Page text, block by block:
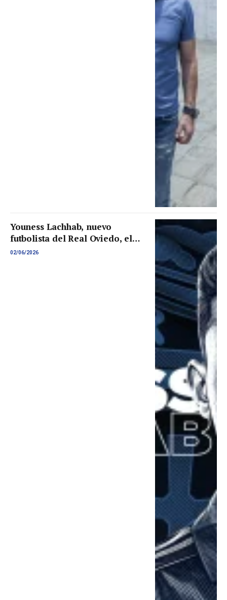
Youness Lachhab, nuevo
futbolista del Real Oviedo, el
centrocampista llega
02/06/2026